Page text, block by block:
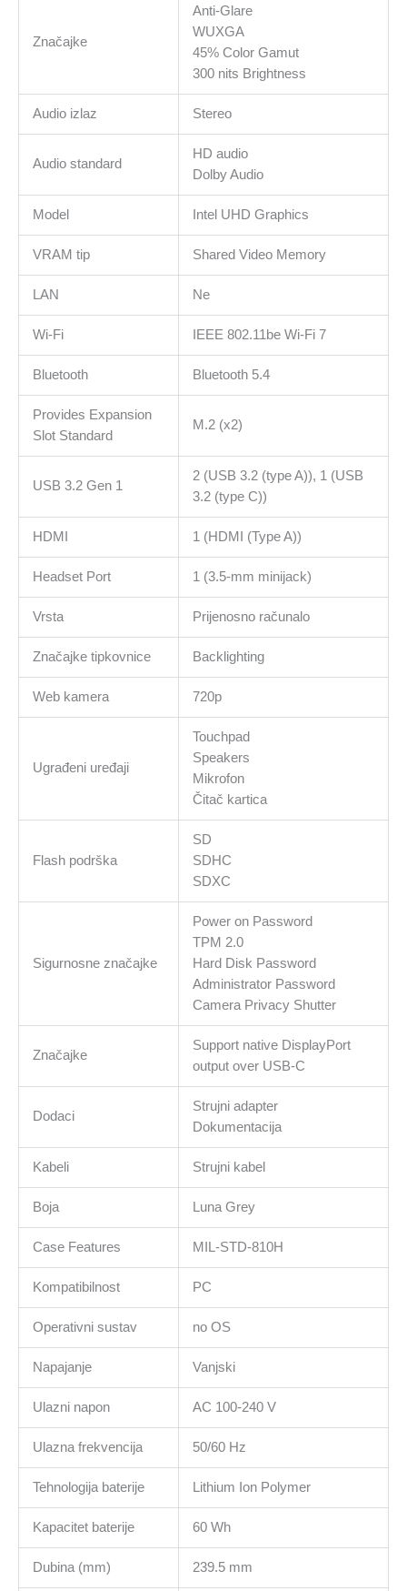
Značajke
Anti-Glare
WUXGA
45% Color Gamut
300 nits Brightness
Audio izlaz Stereo
Audio standard
HD audio
Dolby Audio
Model Intel UHD Graphics
VRAM tip Shared Video Memory
LAN Ne
Wi-Fi IEEE 802.11be Wi-Fi 7
Bluetooth Bluetooth 5.4
Provides Expansion
Slot Standard
M.2 (x2)
USB 3.2 Gen 1
2 (USB 3.2 (type A)), 1 (USB
3.2 (type C))
HDMI 1 (HDMI (Type A))
Headset Port 1 (3.5-mm minijack)
Vrsta Prijenosno računalo
Značajke tipkovnice Backlighting
Web kamera 720p
Ugrađeni uređaji
Touchpad
Speakers
Mikrofon
Čitač kartica
Flash podrška
SD
SDHC
SDXC
Sigurnosne značajke
Power on Password
TPM 2.0
Hard Disk Password
Administrator Password
Camera Privacy Shutter
Značajke
Support native DisplayPort
output over USB‑C
Dodaci
Strujni adapter
Dokumentacija
Kabeli Strujni kabel
Boja Luna Grey
Case Features MIL-STD-810H
Kompatibilnost PC
Operativni sustav no OS
Napajanje Vanjski
Ulazni napon AC 100-240 V
Ulazna frekvencija 50/60 Hz
Tehnologija baterije Lithium Ion Polymer
Kapacitet baterije 60 Wh
Dubina (mm) 239.5 mm